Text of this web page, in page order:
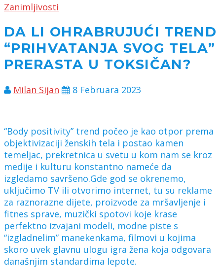
Zanimljivosti
DA LI OHRABRUJUĆI TREND
“PRIHVATANJA SVOG TELA”
PRERASTA U TOKSIČAN?
Milan Sijan 8 Februara 2023
“Body positivity” trend počeo je kao otpor prema
objektivizaciji ženskih tela i postao kamen
temeljac, prekretnica u svetu u kom nam se kroz
medije i kulturu konstantno nameće da
izgledamo savršeno.Gde god se okrenemo,
uključimo TV ili otvorimo internet, tu su reklame
za raznorazne dijete, proizvode za mršavljenje i
fitnes sprave, muzički spotovi koje krase
perfektno izvajani modeli, modne piste s
“izgladnelim” manekenkama, filmovi u kojima
skoro uvek glavnu ulogu igra žena koja odgovara
današnjim standardima lepote.